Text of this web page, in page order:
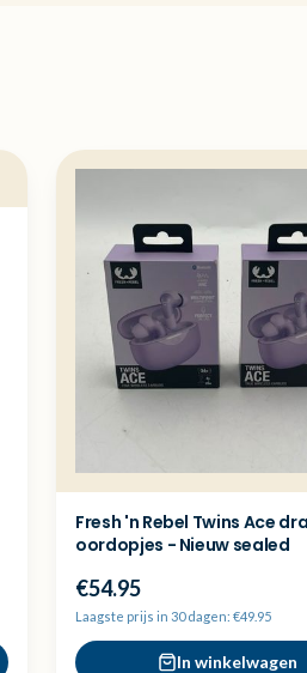
Fresh 'n Rebel Twins Ace
oordopjes - Nieuw sealed
€54.95
Laagste prijs in 30 dagen: €49.95
In winkelwagen